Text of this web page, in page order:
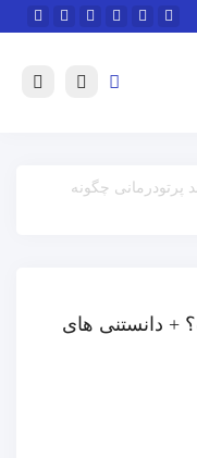
پرتودرمانی چگونه
+ دانستنی های